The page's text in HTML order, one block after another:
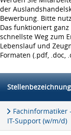
der
Bewerbung. Bitte
Das funktioniert
schnellste Weg zum
Lebenslauf und
Formaten (.pdf, .doc,
Stellenbezeichnung
IT-Support (w/m/d)